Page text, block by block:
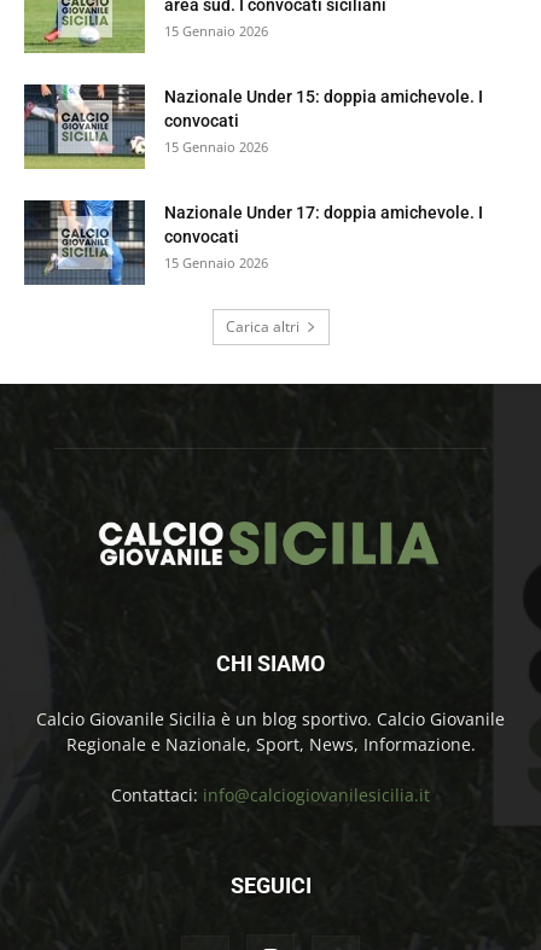
area sud. I convocati siciliani
15 Gennaio 2026
Nazionale Under 15: doppia amichevole. I
convocati
15 Gennaio 2026
Nazionale Under 17: doppia amichevole. I
convocati
15 Gennaio 2026
Carica altri
CHI SIAMO
Calcio Giovanile Sicilia è un blog sportivo. Calcio Giovanile
Regionale e Nazionale, Sport, News, Informazione.
Contattaci: info@calciogiovanilesicilia.it
SEGUICI